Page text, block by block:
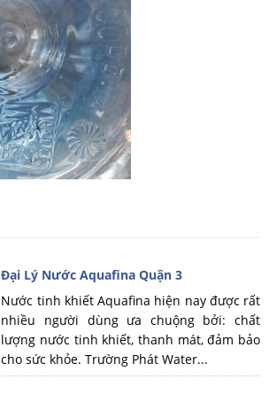
Đại Lý Nước Aquafina Quận 3
Nước tinh khiết Aquafina hiện nay được rất
nhiều người dùng ưa chuộng bởi: chất
lượng nước tinh khiết, thanh mát, đảm bảo
cho sức khỏe. Trường Phát Water...